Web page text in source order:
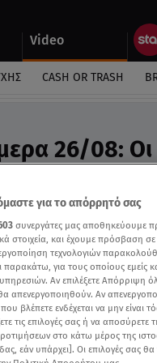
Video
CASH OR TRASH
26/08:
Video
της Άσης
για το απόρρητό σας
συνεργάτες μας αποθηκεύουμε
στοιχεία, και έχουμε πρόσβαση
τεχνολογιών
παρακάτω, για τους οποίους εμείς
Αν επιλέξετε Απόρριψη
απενεργοποιηθούν. Αν
βλέπετε ενδέχεται να μην είναι
τις επιλογές σας ή να
στο κάτω μέρος της
εάν υπάρχει]. Οι επιλογές σας